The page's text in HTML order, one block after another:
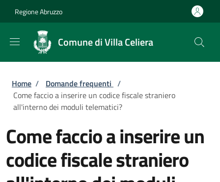
Regione Abruzzo
Comune di Villa Celiera
Briciole di pane
Home / Domande frequenti /
Come faccio a inserire un codice fiscale straniero
all'interno dei moduli telematici?
Come faccio a inserire un
codice fiscale straniero